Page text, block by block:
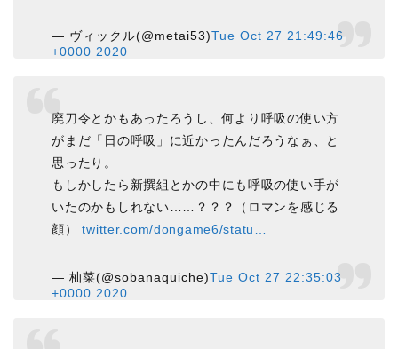
— ヴィックル(@metai53)Tue Oct 27 21:49:46
+0000 2020
廃刀令とかもあったろうし、何より呼吸の使い方
がまだ「日の呼吸」に近かったんだろうなぁ、と
思ったり。
もしかしたら新撰組とかの中にも呼吸の使い手が
いたのかもしれない……？？？（ロマンを感じる
顔）twitter.com/dongame6/statu…
— 杣菜(@sobanaquiche)Tue Oct 27 22:35:03
+0000 2020